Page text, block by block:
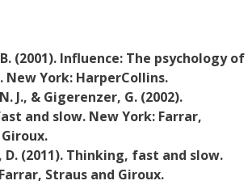
(2001). Influence: The psychology of
New York: HarperCollins.
J., & Gigerenzer, G. (2002).
and slow. New York: Farrar,
D. (2011). Thinking, fast and slow.
Straus and Giroux.